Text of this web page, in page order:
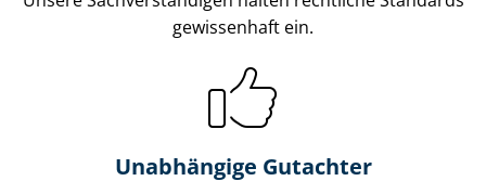
gewissenhaft ein.
Unabhängige Gutachter